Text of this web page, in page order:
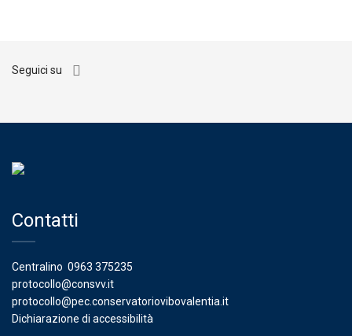
Seguici su
Contatti
Centralino 0963 375235
protocollo@consvv.it
protocollo@pec.conservatoriovibovalentia.it
Dichiarazione di accessibilità